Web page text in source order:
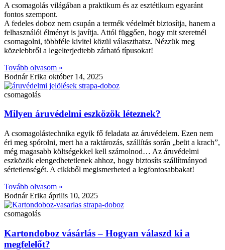
A csomagolás világában a praktikum és az esztétikum egyaránt
fontos szempont.
A fedeles doboz nem csupán a termék védelmét biztosítja, hanem a
felhasználói élményt is javítja. Attól függően, hogy mit szeretnél
csomagolni, többféle kivitel közül választhatsz. Nézzük meg
közelebbről a legelterjedtebb zárható típusokat!
Tovább olvasom »
Bodnár Erika október 14, 2025
csomagolás
Milyen áruvédelmi eszközök léteznek?
A csomagolástechnika egyik fő feladata az áruvédelem. Ezen nem
éri meg spórolni, mert ha a raktározás, szállítás során „beüt a krach”,
még magasabb költségekkel kell számolnod… Az áruvédelmi
eszközök elengedhetetlenek ahhoz, hogy biztosíts szállítmányod
sértetlenségét. A cikkből megismerheted a legfontosabbakat!
Tovább olvasom »
Bodnár Erika április 10, 2025
csomagolás
Kartondoboz vásárlás – Hogyan válaszd ki a
megfelelőt?